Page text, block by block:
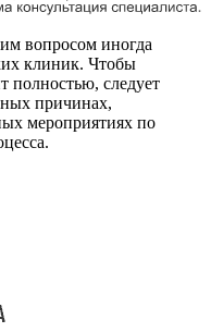
вопросом иногда
клиник. Чтобы
полностью, следует
причинах,
мероприятиях по